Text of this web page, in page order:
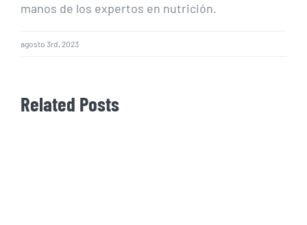
manos de los expertos en nutrición.
agosto 3rd, 2023
Related Posts